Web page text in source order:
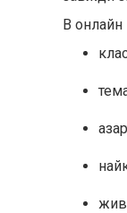
В онлайн